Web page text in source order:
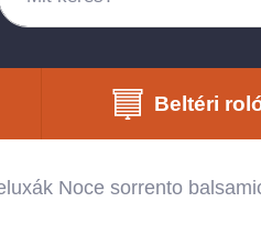
Beltéri
Noce sorrento